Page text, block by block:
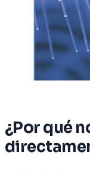
¿Por qué